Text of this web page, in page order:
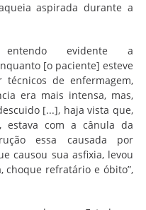
aspirada durante a
evidente a
[o paciente] esteve
de enfermagem,
era mais intensa, mas,
[...], haja vista que,
estava com a cânula da
essa causada por
causou sua asfixia, levou
refratário e óbito”,